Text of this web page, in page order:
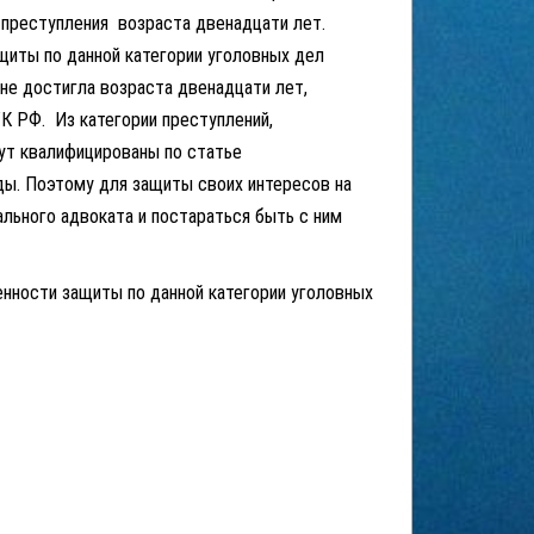
возраста двенадцати лет.
по данной категории уголовных дел
достигла возраста двенадцати лет,
РФ. Из категории преступлений,
квалифицированы по статье
Поэтому для защиты своих интересов на
адвоката и постараться быть с ним
защиты по данной категории уголовных